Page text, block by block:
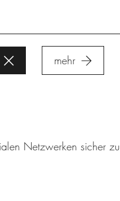
mehr
Netzwerken sicher zu